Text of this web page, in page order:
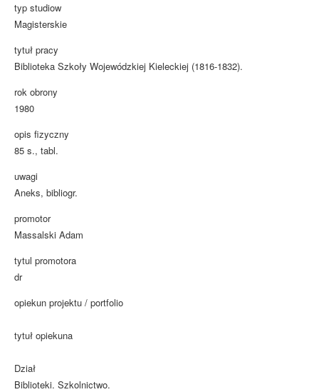
typ studiow
Magisterskie
tytuł pracy
Biblioteka Szkoły Wojewódzkiej Kieleckiej (1816-1832).
rok obrony
1980
opis fizyczny
85 s., tabl.
uwagi
Aneks, bibliogr.
promotor
Massalski Adam
tytul promotora
dr
opiekun projektu / portfolio
tytuł opiekuna
Dział
Biblioteki. Szkolnictwo.